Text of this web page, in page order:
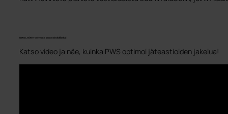
Katso, miten teemme sen mahdolliseksi
Katso video ja näe, kuinka PWS optimoi jäteastioiden jakelua!